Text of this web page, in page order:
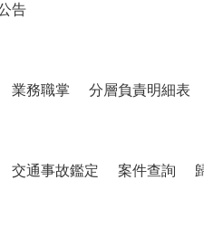
告
業務職掌 分層負責明細表
交通事故鑑定 案件查詢